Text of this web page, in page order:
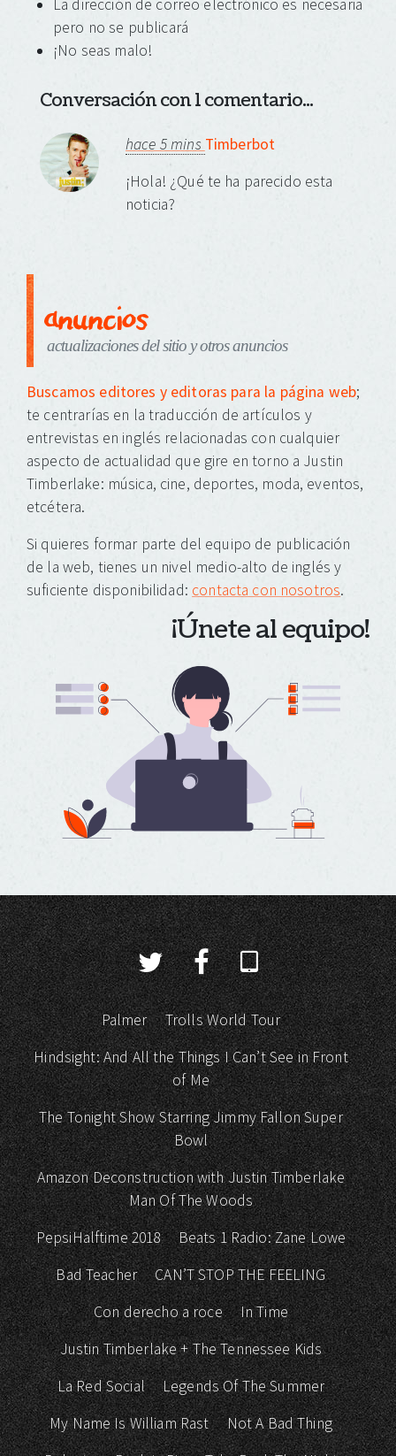
La dirección de correo electrónico es necesaria
pero no se publicará
¡No seas malo!
Conversación con 1 comentario...
hace 5 mins Timberbot
¡Hola! ¿Qué te ha parecido esta
noticia?
anuncios
actualizaciones del sitio y otros anuncios
Buscamos editores y editoras para la página web;
te centrarías en la traducción de artículos y
entrevistas en inglés relacionadas con cualquier
aspecto de actualidad que gire en torno a Justin
Timberlake: música, cine, deportes, moda, eventos,
etcétera.
Si quieres formar parte del equipo de publicación
de la web, tienes un nivel medio-alto de inglés y
suficiente disponibilidad: contacta con nosotros.
¡Únete al equipo!
Palmer
Trolls World Tour
Hindsight: And All the Things I Can’t See in Front
of Me
The Tonight Show Starring Jimmy Fallon Super
Bowl
Amazon Deconstruction with Justin Timberlake
Man Of The Woods
PepsiHalftime 2018
Beats 1 Radio: Zane Lowe
Bad Teacher
CAN’T STOP THE FEELING
Con derecho a roce
In Time
Justin Timberlake + The Tennessee Kids
La Red Social
Legends Of The Summer
My Name Is William Rast
Not A Bad Thing